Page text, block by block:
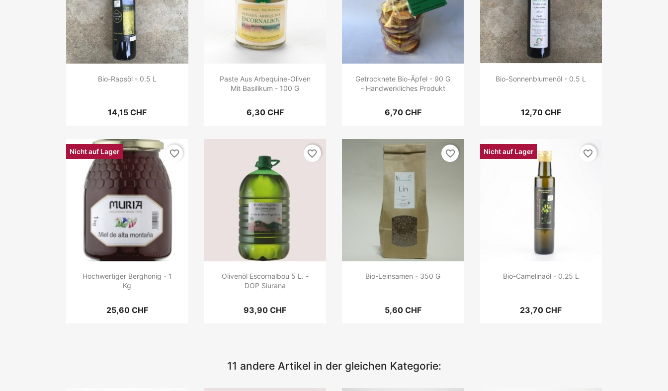
Bio-Rapsöl - 0.5 L
14,15 CHF
Paste Aus Arbequine-Oliven
Mit Basilikum - 100 G
6,30 CHF
Getrocknete Bio-Äpfel - 90 G
- Handwerkliches Produkt
6,70 CHF
Bio-Sonnenblumenöl - 0.5 L
12,70 CHF
Hochwertiger Berghonig - 1
Kg
25,60 CHF
Nicht auf Lager favorite_border
Olivenöl Escornalbou 5 L. -
DOP Siurana
93,90 CHF
favorite_border
Bio-Leinsamen - 350 G
5,60 CHF
favorite_border
Bio-Camelinaöl - 0.25 L
23,70 CHF
Nicht auf Lager favorite_border
11 andere Artikel in der gleichen Kategorie: